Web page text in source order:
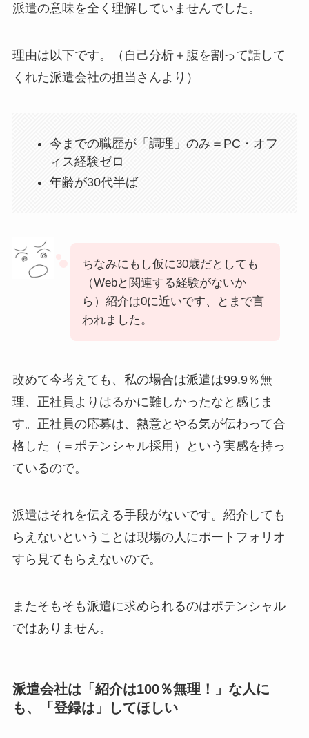
派遣の意味を全く理解していませんでした。
理由は以下です。（自己分析＋腹を割って話して
くれた派遣会社の担当さんより）
今までの職歴が「調理」のみ＝PC・オフ
ィス経験ゼロ
年齢が30代半ば
ちなみにもし仮に30歳だとしても
（Webと関連する経験がないか
ら）紹介は0に近いです、とまで言
われました。
改めて今考えても、私の場合は派遣は99.9％無
理、正社員よりはるかに難しかったなと感じま
す。正社員の応募は、熱意とやる気が伝わって合
格した（＝ポテンシャル採用）という実感を持っ
ているので。
派遣はそれを伝える手段がないです。紹介しても
らえないということは現場の人にポートフォリオ
すら見てもらえないので。
またそもそも派遣に求められるのはポテンシャル
ではありません。
派遣会社は「紹介は100％無理！」な人に
も、「登録は」してほしい